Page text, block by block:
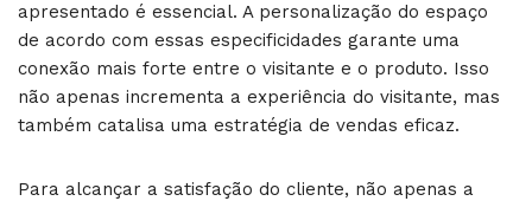
apresentado é essencial. A personalização do espaço
de acordo com essas especificidades garante uma
conexão mais forte entre o visitante e o produto. Isso
não apenas incrementa a experiência do visitante, mas
também catalisa uma estratégia de vendas eficaz.
Para alcançar a satisfação do cliente, não apenas a